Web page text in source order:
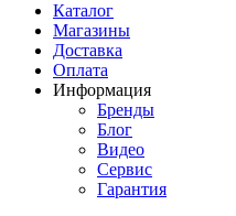
Каталог
Магазины
Доставка
Оплата
Информация
Бренды
Блог
Видео
Сервис
Гарантия